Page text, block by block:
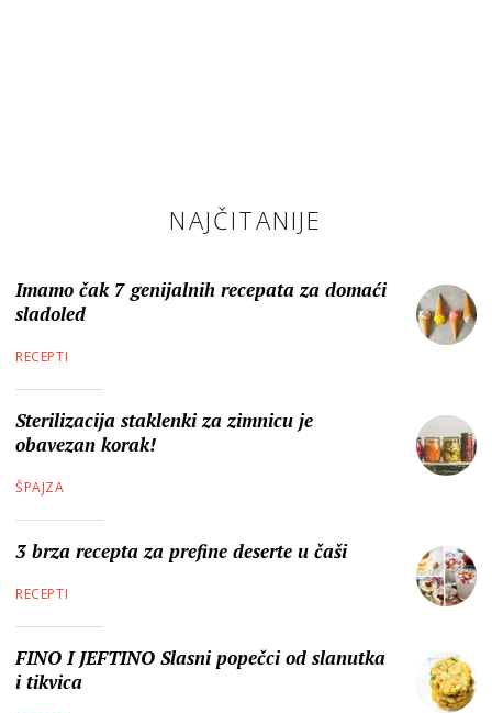
NAJČITANIJE
Imamo čak 7 genijalnih recepata za domaći
sladoled
RECEPTI
Sterilizacija staklenki za zimnicu je
obavezan korak!
ŠPAJZA
3 brza recepta za prefine deserte u čaši
RECEPTI
FINO I JEFTINO Slasni popečci od slanutka
i tikvica